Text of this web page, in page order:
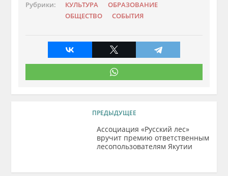
Рубрики: КУЛЬТУРА
ОБРАЗОВАНИЕ
ОБЩЕСТВО
СОБЫТИЯ
ПРЕДЫДУЩЕЕ
Ассоциация «Русский лес»
вручит премию ответственным
лесопользователям Якутии